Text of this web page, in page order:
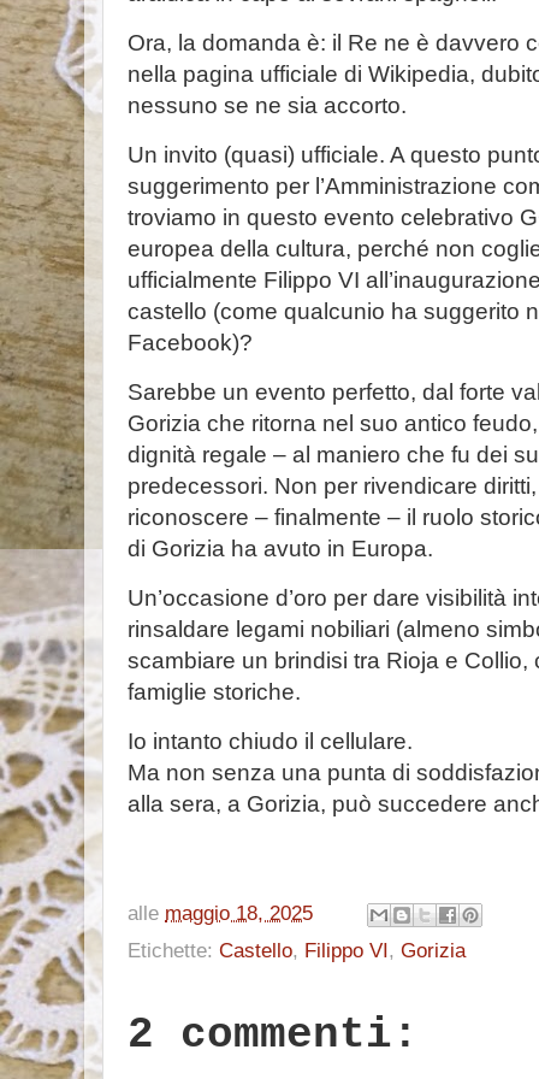
Ora, la domanda è: il Re ne è davvero
nella pagina ufficiale di Wikipedia,
nessuno se ne sia accorto.
Un invito (quasi) ufficiale. A questo
suggerimento per l’Amministrazione
troviamo in questo evento celebrativo
europea della cultura, perché non
ufficialmente Filippo VI
castello (come qualcunio ha suggerito
Facebook)?
Sarebbe un evento perfetto, dal forte
Gorizia che ritorna nel suo antico
dignità regale – al maniero che fu dei
predecessori. Non per rivendicare
riconoscere – finalmente – il ruolo
di Gorizia ha avuto in Europa.
Un’occasione d’oro per dare visibilità
rinsaldare legami nobiliari (almeno
scambiare un brindisi tra Rioja e Collio,
famiglie storiche.
Io intanto chiudo il cellulare.
Ma non senza una punta di
alla sera, a Gorizia, può succedere
alle maggio 18, 2025
Etichette: Castello, Filippo VI, Gorizia
2 commenti: